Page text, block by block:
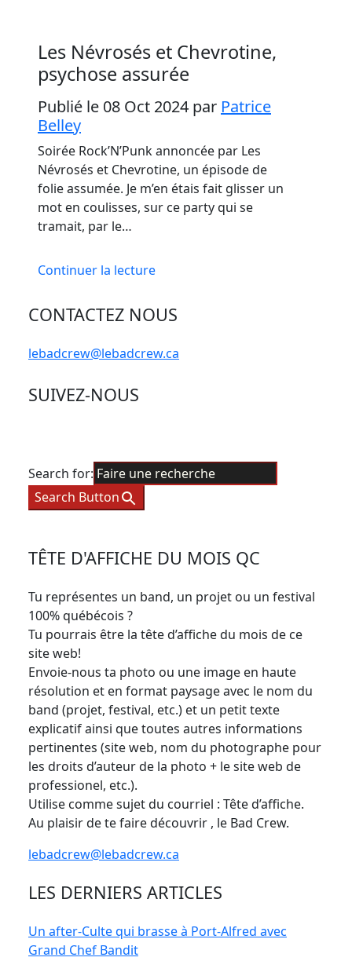
Les Névrosés et Chevrotine,
psychose assurée
Publié le 08 Oct 2024 par Patrice
Belley
Soirée Rock’N’Punk annoncée par Les
Névrosés et Chevrotine, un épisode de
folie assumée. Je m’en étais fait glisser un
mot en coulisses, sur ce party qui se
tramait, par le…
Continuer la lecture
CONTACTEZ NOUS
lebadcrew@lebadcrew.ca
SUIVEZ-NOUS
Search for:
Search Button
TÊTE D'AFFICHE DU MOIS QC
Tu représentes un band, un projet ou un festival
100% québécois ?
Tu pourrais être la tête d’affiche du mois de ce
site web!
Envoie-nous ta photo ou une image en haute
résolution et en format paysage avec le nom du
band (projet, festival, etc.) et un petit texte
explicatif ainsi que toutes autres informations
pertinentes (site web, nom du photographe pour
les droits d’auteur de la photo + le site web de
professionel, etc.).
Utilise comme sujet du courriel : Tête d’affiche.
Au plaisir de te faire découvrir , le Bad Crew.
lebadcrew@lebadcrew.ca
LES DERNIERS ARTICLES
Un after-Culte qui brasse à Port-Alfred avec
Grand Chef Bandit